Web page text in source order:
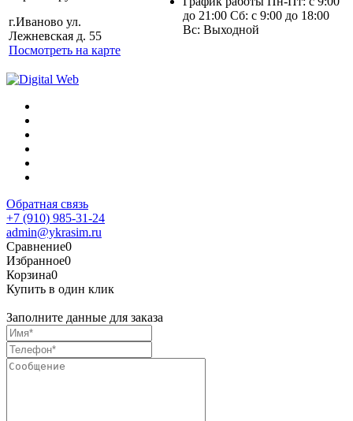
г.Иваново ул.
Лежневская д. 55
Посмотреть на карте
до 21:00 Сб: с 9:00 до 18:00
Вс: Выходной
Обратная связь
+7 (910) 985-31-24
admin@ykrasim.ru
Сравнение0
Избранное0
Корзина0
Купить в один клик
Заполните данные для заказа